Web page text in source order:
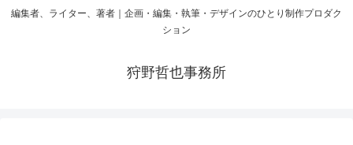
編集者、ライター、著者｜企画・編集・執筆・デザインのひとり制作プロダク
ション
狩野哲也事務所